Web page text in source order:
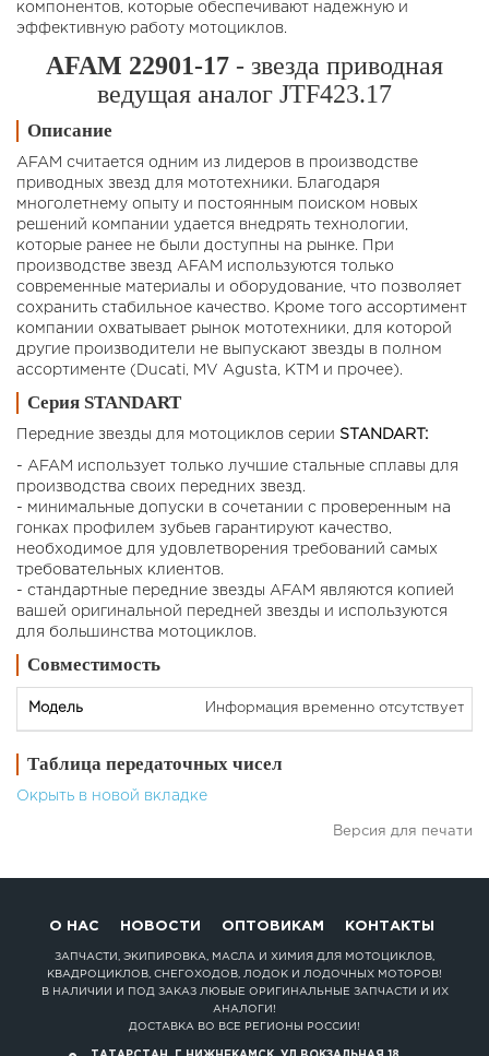
компонентов, которые обеспечивают надежную и
эффективную работу мотоциклов.
AFAM 22901-17 - звезда приводная
ведущая аналог JTF423.17
Описание
AFAM считается одним из лидеров в производстве
приводных звезд для мототехники. Благодаря
многолетнему опыту и постоянным поиском новых
решений компании удается внедрять технологии,
которые ранее не были доступны на рынке. При
производстве звезд AFAM используются только
современные материалы и оборудование, что позволяет
сохранить стабильное качество. Кроме того ассортимент
компании охватывает рынок мототехники, для которой
другие производители не выпускают звезды в полном
ассортименте (Ducati, MV Agusta, KTM и прочее).
Серия STANDART
Передние звезды для мотоциклов cерии STANDART:
- AFAM использует только лучшие стальные сплавы для
производства своих передних звезд.
- минимальные допуски в сочетании с проверенным на
гонках профилем зубьев гарантируют качество,
необходимое для удовлетворения требований самых
требовательных клиентов.
- стандартные передние звезды AFAM являются копией
вашей оригинальной передней звезды и используются
для большинства мотоциклов.
Совместимость
Информация временно отсутствует
Таблица передаточных чисел
Окрыть в новой вкладке
Версия для печати
О НАС НОВОСТИ ОПТОВИКАМ КОНТАКТЫ
ЗАПЧАСТИ, ЭКИПИРОВКА, МАСЛА И ХИМИЯ ДЛЯ МОТОЦИКЛОВ,
КВАДРОЦИКЛОВ, СНЕГОХОДОВ, ЛОДОК И ЛОДОЧНЫХ МОТОРОВ!
В НАЛИЧИИ И ПОД ЗАКАЗ ЛЮБЫЕ ОРИГИНАЛЬНЫЕ ЗАПЧАСТИ И ИХ
АНАЛОГИ!
ДОСТАВКА ВО ВСЕ РЕГИОНЫ РОССИИ!